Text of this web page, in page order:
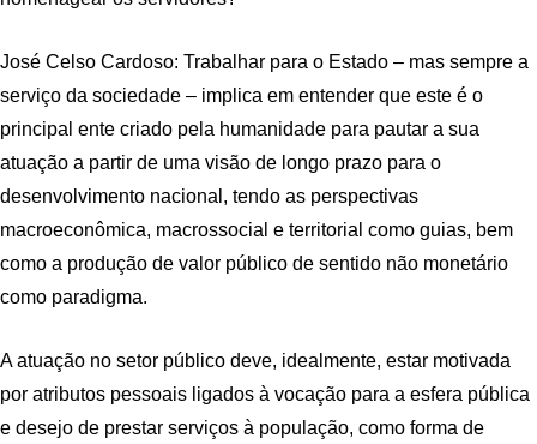
José Celso Cardoso: Trabalhar para o Estado – mas sempre a
serviço da sociedade – implica em entender que este é o
principal ente criado pela humanidade para pautar a sua
atuação a partir de uma visão de longo prazo para o
desenvolvimento nacional, tendo as perspectivas
macroeconômica, macrossocial e territorial como guias, bem
como a produção de valor público de sentido não monetário
como paradigma.
A atuação no setor público deve, idealmente, estar motivada
por atributos pessoais ligados à vocação para a esfera pública
e desejo de prestar serviços à população, como forma de